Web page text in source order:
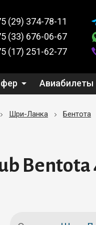
(29) 374-78-11
(33) 676-06-67
(17) 251-62-77
Авиабилеты
Шри-Ланка Бентота
Bentota